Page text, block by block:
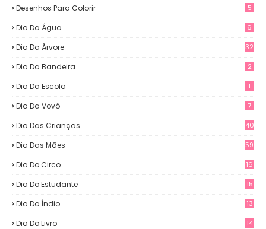
Desenhos Para Colorir 5
Dia Da Água 6
Dia Da Árvore 32
Dia Da Bandeira 2
Dia Da Escola 1
Dia Da Vovó 7
Dia Das Crianças 40
Dia Das Mães 59
Dia Do Circo 16
Dia Do Estudante 15
Dia Do Índio 13
Dia Do Livro 14